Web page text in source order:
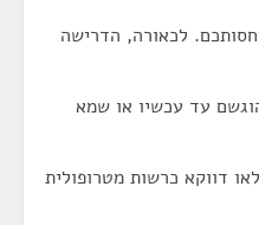
לכאורה, הדרישה
עד עכשיו או שמא
דווקא כרשות מטרופולית